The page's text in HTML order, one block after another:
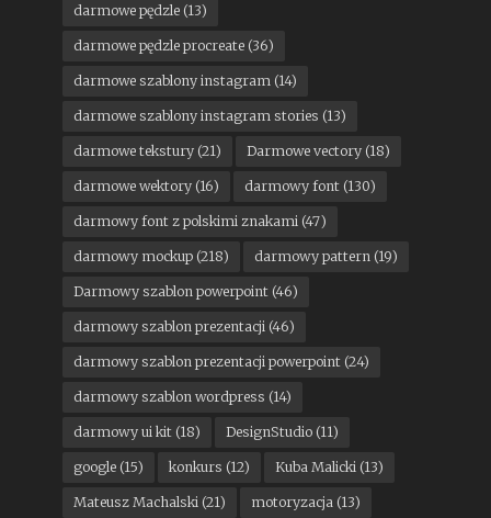
darmowe pędzle(13)
darmowe pędzle procreate(36)
darmowe szablony instagram (14)
darmowe szablony instagram stories (13)
darmowe tekstury(21) Darmowe vectory(18)
darmowe wektory(16) darmowy font(130)
darmowy font z polskimi znakami (47)
darmowy mockup(218) darmowy pattern (19)
Darmowy szablon powerpoint(46)
darmowy szablon prezentacji (46)
darmowy szablon prezentacji powerpoint(24)
darmowy szablon wordpress (14)
darmowy ui kit(18) DesignStudio(11)
google(15) konkurs (12) Kuba Malicki (13)
Mateusz Machalski (21) motoryzacja (13)